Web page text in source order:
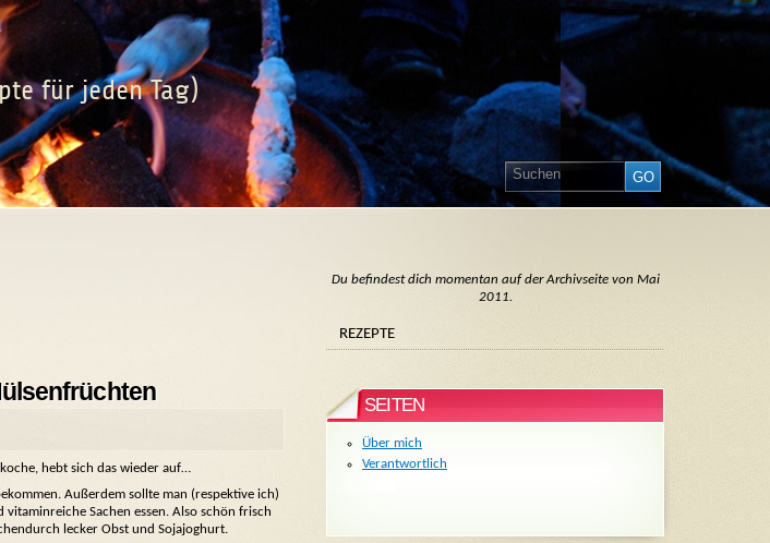
für jeden Tag)
hebt sich das wieder auf…
Außerdem sollte man (respektive ich)
Sachen essen. Also schön frisch
lecker Obst und Sojajoghurt.
Du befindest dich momentan auf der Archivseite von Mai
2011.
REZEPTE
SEITEN
Über mich
Verantwortlich